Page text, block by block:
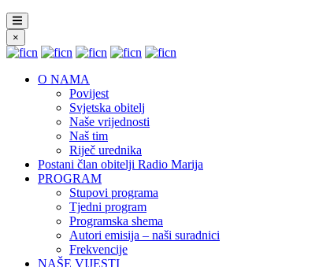
×
O NAMA
Povijest
Svjetska obitelj
Naše vrijednosti
Naš tim
Riječ urednika
Postani član obitelji Radio Marija
PROGRAM
Stupovi programa
Tjedni program
Programska shema
Autori emisija – naši suradnici
Frekvencije
NAŠE VIJESTI